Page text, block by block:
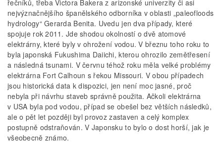
řečníků, třeba Victora Bakera z arizonské univerzity či asi
nejvýznačnějšího španělského odborníka v oblasti „paleofloods
hydrology“ Gerarda Benita. Uvedu jen dva případy, které
spojuje rok 2011. Jde shodou okolností o dvě atomové
elektrárny, které byly v ohrožení vodou. V březnu toho roku to
byla japonská Fukushima Daiichi, kterou ohrozilo zemětřesení
a následná tsunami. V červnu téhož roku měla velké problémy
elektrárna Fort Calhoun s řekou Missouri. V obou případech
jsou historická data k dispozici, jen není moc jasné, proč
nebyla při návrhu staveb správně použita. Ačkoli elektrárna
v USA byla pod vodou, případ se obešel bez větších následků,
ale o pět let později byl provoz zastaven a celý komplex
postupně odstraňován. V Japonsku to bylo o dost horší, jak je
všeobecně známo.